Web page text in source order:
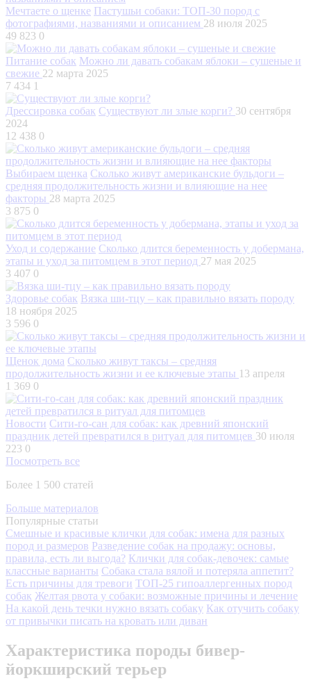
Мечтаете о щенке Пастушьи собаки: ТОП-30 пород с
фотографиями, названиями и описанием 28 июля 2025
49 823 0
Питание собак Можно ли давать собакам яблоки – сушеные и
свежие 22 марта 2025
7 434 1
Дрессировка собак Существуют ли злые корги? 30 сентября
2024
12 438 0
Выбираем щенка Сколько живут американские бульдоги –
средняя продолжительность жизни и влияющие на нее
факторы 28 марта 2025
3 875 0
Уход и содержание Сколько длится беременность у добермана,
этапы и уход за питомцем в этот период 27 мая 2025
3 407 0
Здоровье собак Вязка ши-тцу – как правильно вязать породу
18 ноября 2025
3 596 0
Щенок дома Сколько живут таксы – средняя
продолжительность жизни и ее ключевые этапы 13 апреля
1 369 0
Новости Сити-го-сан для собак: как древний японский
праздник детей превратился в ритуал для питомцев 30 июля
223 0
Посмотреть все
Более 1 500 статей
Больше материалов
Популярные статьи
Смешные и красивые клички для собак: имена для разных
пород и размеров Разведение собак на продажу: основы,
правила, есть ли выгода? Клички для собак-девочек: самые
классные варианты Собака стала вялой и потеряла аппетит?
Есть причины для тревоги ТОП-25 гипоаллергенных пород
собак Желтая рвота у собаки: возможные причины и лечение
На какой день течки нужно вязать собаку Как отучить собаку
от привычки писать на кровать или диван
Характеристика породы бивер-
йоркширский терьер